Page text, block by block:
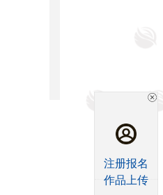
注册报名
作品上传